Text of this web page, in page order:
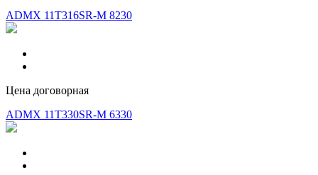
ADMX 11T316SR-M 8230
Цена договорная
ADMX 11T330SR-M 6330